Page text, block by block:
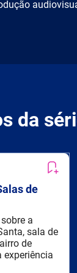
da
de
a
sala de
de
experiência